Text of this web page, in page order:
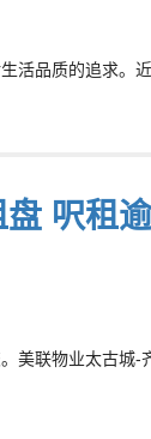
活品质的追求
呎租
美联物业太古城